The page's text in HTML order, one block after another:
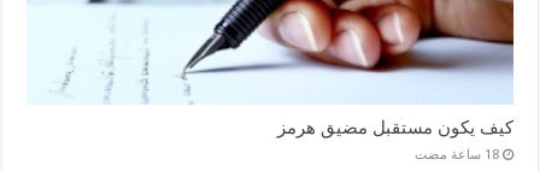
كيف يكون مستقبل مضيق هرمز
‏18 ساعة مضت